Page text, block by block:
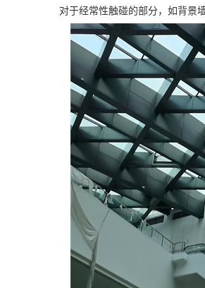
对于经常性触碰的部分，如背景墙